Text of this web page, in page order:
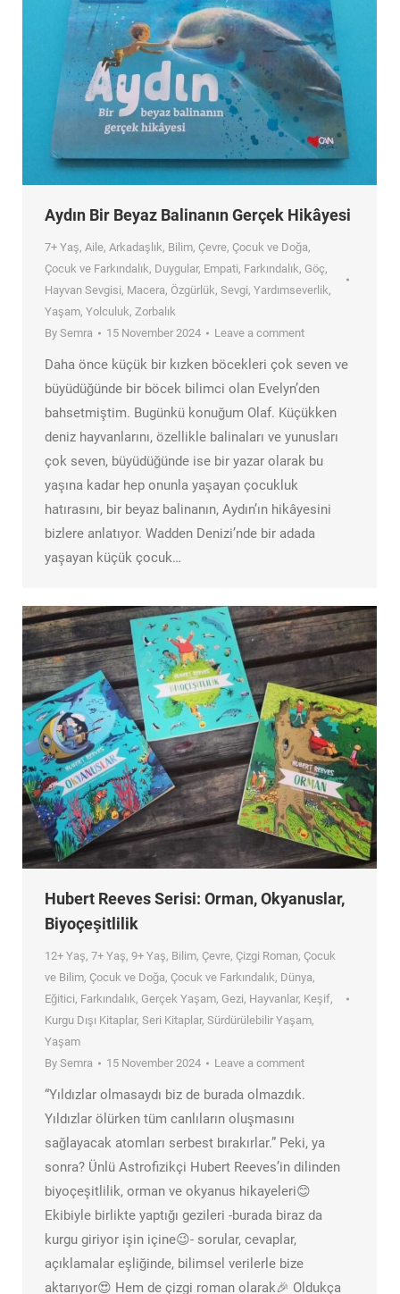
Aydın Bir Beyaz Balinanın Gerçek Hikâyesi
7+ Yaş, Aile, Arkadaşlık, Bilim, Çevre, Çocuk ve Doğa,
Çocuk ve Farkındalık, Duygular, Empati, Farkındalık, Göç,
Hayvan Sevgisi, Macera, Özgürlük, Sevgi, Yardımseverlik,
Yaşam, Yolculuk, Zorbalık
By Semra 15 November 2024 Leave a comment
Daha önce küçük bir kızken böcekleri çok seven ve
büyüdüğünde bir böcek bilimci olan Evelyn’den
bahsetmiştim. Bugünkü konuğum Olaf. Küçükken
deniz hayvanlarını, özellikle balinaları ve yunusları
çok seven, büyüdüğünde ise bir yazar olarak bu
yaşına kadar hep onunla yaşayan çocukluk
hatırasını, bir beyaz balinanın, Aydın’ın hikâyesini
bizlere anlatıyor. Wadden Denizi’nde bir adada
yaşayan küçük çocuk…
Hubert Reeves Serisi: Orman, Okyanuslar,
Biyoçeşitlilik
12+ Yaş, 7+ Yaş, 9+ Yaş, Bilim, Çevre, Çizgi Roman, Çocuk
ve Bilim, Çocuk ve Doğa, Çocuk ve Farkındalık, Dünya,
Eğitici, Farkındalık, Gerçek Yaşam, Gezi, Hayvanlar, Keşif,
Kurgu Dışı Kitaplar, Seri Kitaplar, Sürdürülebilir Yaşam,
Yaşam
By Semra 15 November 2024 Leave a comment
“Yıldızlar olmasaydı biz de burada olmazdık.
Yıldızlar ölürken tüm canlıların oluşmasını
sağlayacak atomları serbest bırakırlar.” Peki, ya
sonra? Ünlü Astrofizikçi Hubert Reeves’in dilinden
biyoçeşitlilik, orman ve okyanus hikayeleri😊
Ekibiyle birlikte yaptığı gezileri -burada biraz da
kurgu giriyor işin içine😉- sorular, cevaplar,
açıklamalar eşliğinde, bilimsel verilerle bize
aktarıyor😍 Hem de çizgi roman olarak🎉 Oldukça